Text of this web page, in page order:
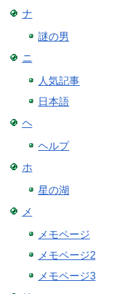
ナ
謎の男
ニ
人気記事
日本語
ヘ
ヘルプ
ホ
星の湖
メ
メモページ
メモページ2
メモページ3